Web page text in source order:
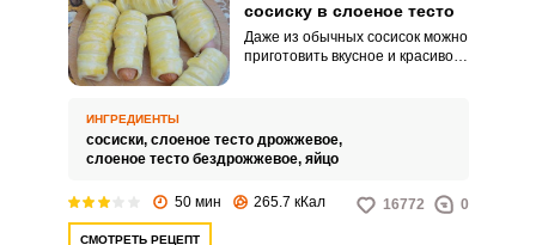
сосиску в слоеное тесто
Даже из обычных сосисок можно
приготовить вкусное и красивое
и немного свободного времени.
ИНГРЕДИЕНТЫ
сосиски, слоеное тесто дрожжевое,
слоеное тесто бездрожжевое, яйцо
50 мин 265.7 кКал 16772 0
СМОТРЕТЬ РЕЦЕПТ
Войдите
с помощью социальных сетей: